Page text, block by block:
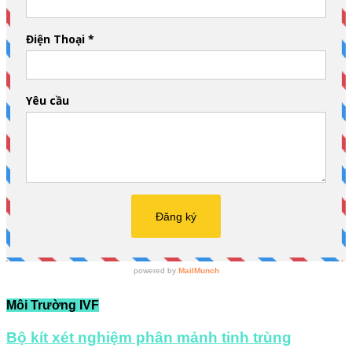
Môi Trường IVF
Bộ kít xét nghiệm phân mảnh tinh trùng